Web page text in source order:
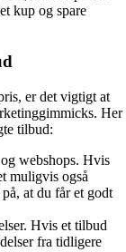
kup og spare
er det vigtigt at
Her
tilbud:
webshops. Hvis
muligvis også
at du får et godt
Hvis et tilbud
fra tidligere